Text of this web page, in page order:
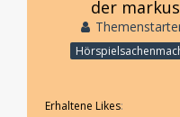
der markus
Erhaltene Likes